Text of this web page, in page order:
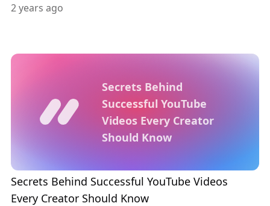
2 years ago
Secrets Behind
Successful YouTube
Videos Every Creator
Should Know
Secrets Behind Successful YouTube Videos
Every Creator Should Know